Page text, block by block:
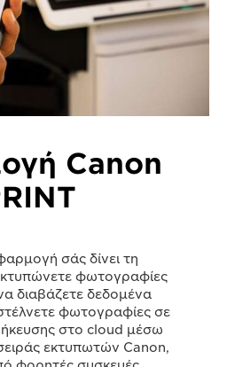
Canon
σάς δίνει τη
φωτογραφίες
διαβάζετε δεδομένα
φωτογραφίες σε
στο cloud μέσω
εκτυπωτών Canon,